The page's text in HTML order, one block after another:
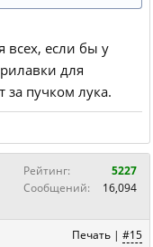
если бы у
для
пучком лука.
Рейтинг:
5227
Сообщений:
16,094
Печать | #15